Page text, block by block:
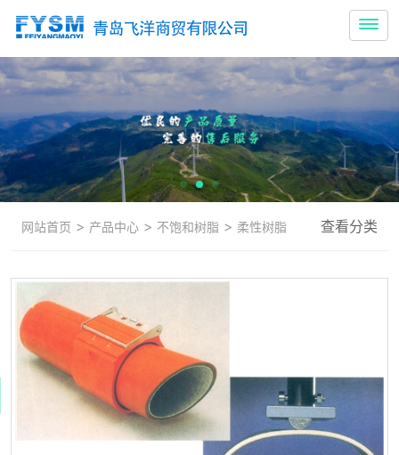
网站首页 > 产品中心 > 不饱和树脂 > 柔性树脂 查看分类